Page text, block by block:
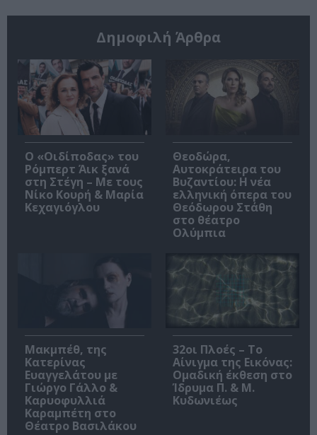
Δημοφιλή Άρθρα
O «Οιδίποδας» του
Ρόμπερτ Άικ ξανά
στη Στέγη – Με τους
Νίκο Κουρή & Μαρία
Κεχαγιόγλου
Θεοδώρα,
Αυτοκράτειρα του
Βυζαντίου: Η νέα
ελληνική όπερα του
Θεόδωρου Στάθη
στο θέατρο
Ολύμπια
Μακμπέθ, της
Κατερίνας
Ευαγγελάτου με
Γιώργο Γάλλο &
Καρυοφυλλιά
Καραμπέτη στο
Θέατρο Βασιλάκου
32οι Πλοές – Το
Αίνιγμα της Εικόνας:
Ομαδική έκθεση στο
Ίδρυμα Π. & Μ.
Κυδωνιέως